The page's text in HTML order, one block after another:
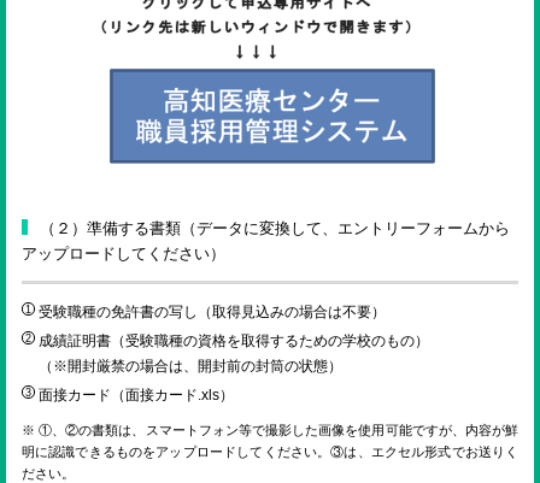
（２）準備する書類（データに変換して、エントリーフォームから
アップロードしてください）
受験職種の免許書の写し（取得見込みの場合は不要）
成績証明書（受験職種の資格を取得するための学校のもの）
（※開封厳禁の場合は、開封前の封筒の状態）
面接カード（面接カード.xls）
※ ①、②の書類は、スマートフォン等で撮影した画像を使用可能ですが、内容が鮮
明に認識できるものをアップロードしてください。③は、エクセル形式でお送りく
ださい。